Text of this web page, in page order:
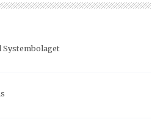
Systembolaget